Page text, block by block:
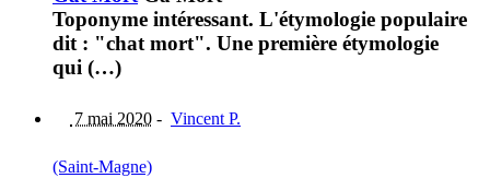
Toponyme intéressant. L'étymologie populaire
dit : "chat mort". Une première étymologie
qui (…)
7 mai 2020 - Vincent P.
(Saint-Magne)